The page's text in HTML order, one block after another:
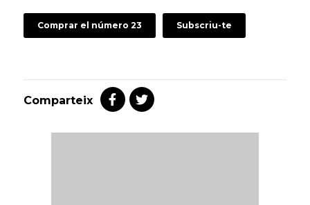
Comprar el número 23 Subscriu-te
Comparteix